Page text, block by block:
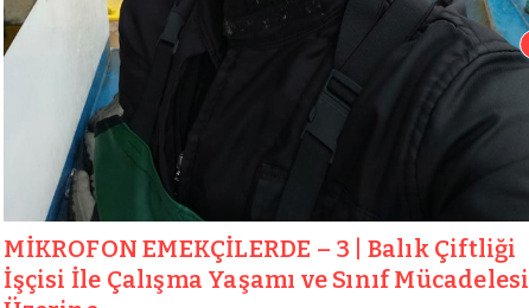
MİKROFON EMEKÇİLERDE – 3 | Balık Çiftliği
İşçisi İle Çalışma Yaşamı ve Sınıf Mücadelesi